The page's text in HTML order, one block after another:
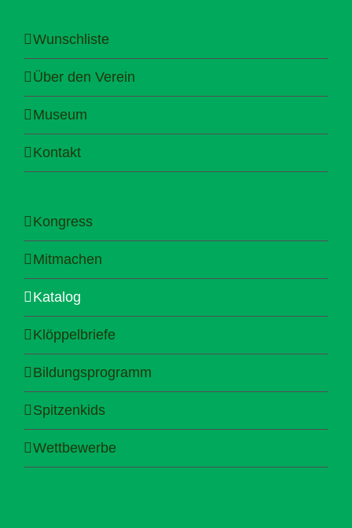
Wunschliste
Über den Verein
Museum
Kontakt
Kongress
Mitmachen
Katalog
Klöppelbriefe
Bildungsprogramm
Spitzenkids
Wettbewerbe